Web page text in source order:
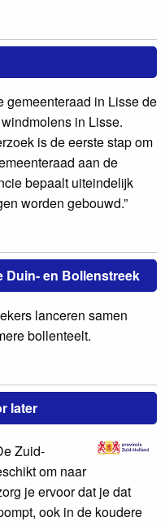
gemeenteraad in Lisse de
in Lisse.
is de eerste stap om
aan de
bepaalt uiteindelijk
worden gebouwd.”
Duin- en Bollenstreek
lanceren samen
bollenteelt.
later
Zuid-
om naar
je ervoor dat je dat
ook in de koudere